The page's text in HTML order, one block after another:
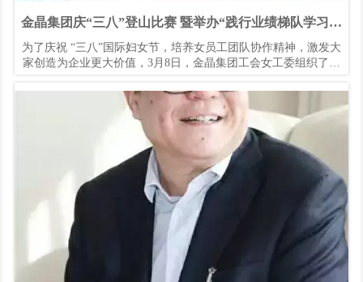
金晶集团庆“三八”登山比赛 暨举办“践行业绩梯队学习交
流会”
为了庆祝 “三八”国际妇女节，培养女员工团队协作精神，激发大
家创造为企业更大价值，3月8日，金晶集团工会女工委组织了庆
30余名的优秀女员工及女员工代表参加此次活动。